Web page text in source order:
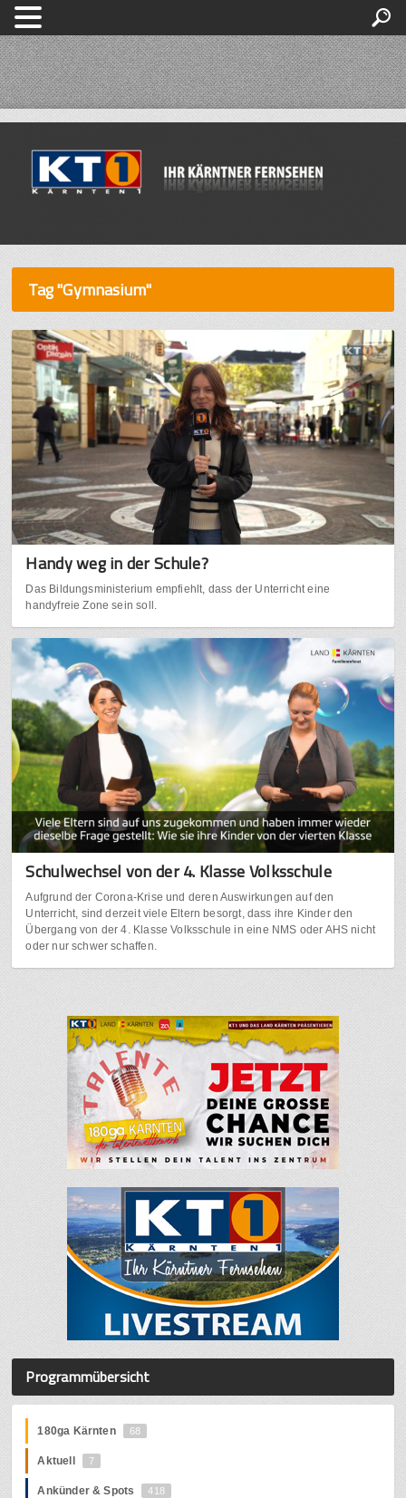
Tag "Gymnasium"
Handy weg in der Schule?
Das Bildungsministerium empfiehlt, dass der Unterricht eine
handyfreie Zone sein soll.
Schulwechsel von der 4. Klasse Volksschule
Aufgrund der Corona-Krise und deren Auswirkungen auf den
Unterricht, sind derzeit viele Eltern besorgt, dass ihre Kinder den
Übergang von der 4. Klasse Volksschule in eine NMS oder AHS nicht
oder nur schwer schaffen.
Programmübersicht
180ga Kärnten 68
Aktuell 7
Ankünder & Spots 418